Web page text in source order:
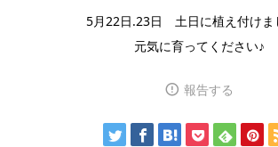
5月22日.23日 土日に植え付けま
元気に育ってください♪
報告する